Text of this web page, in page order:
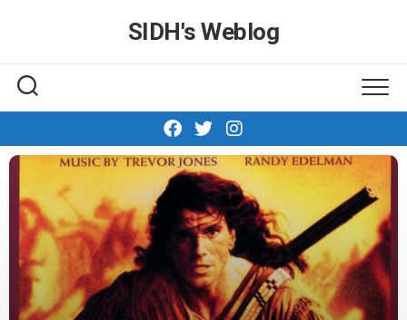
SIDH′s Weblog